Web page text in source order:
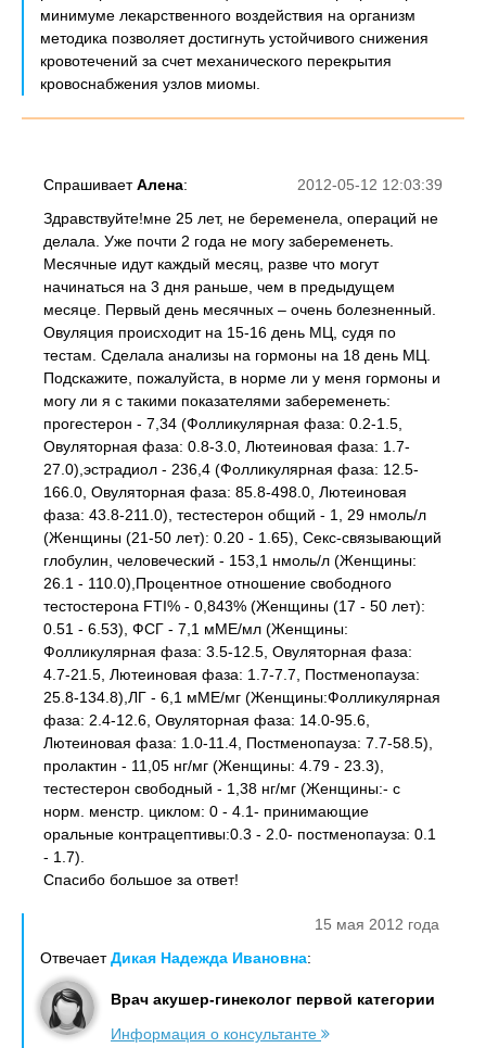
минимуме лекарственного воздействия на организм
методика позволяет достигнуть устойчивого снижения
кровотечений за счет механического перекрытия
кровоснабжения узлов миомы.
2012-05-12 12:03:39
СпрашиваетАлена:
Здравствуйте!мне 25 лет, не беременела, операций не
делала. Уже почти 2 года не могу забеременеть.
Месячные идут каждый месяц, разве что могут
начинаться на 3 дня раньше, чем в предыдущем
месяце. Первый день месячных – очень болезненный.
Овуляция происходит на 15-16 день МЦ, судя по
тестам. Сделала анализы на гормоны на 18 день МЦ.
Подскажите, пожалуйста, в норме ли у меня гормоны и
могу ли я с такими показателями забеременеть:
прогестерон - 7,34 (Фолликулярная фаза: 0.2-1.5,
Овуляторная фаза: 0.8-3.0, Лютеиновая фаза: 1.7-
27.0),эстрадиол - 236,4 (Фолликулярная фаза: 12.5-
166.0, Овуляторная фаза: 85.8-498.0, Лютеиновая
фаза: 43.8-211.0), тестестерон общий - 1, 29 нмоль/л
(Женщины (21-50 лет): 0.20 - 1.65), Секс-cвязывающий
глобулин, человеческий - 153,1 нмоль/л (Женщины:
26.1 - 110.0),Процентное отношение свободного
тестостерона FTI% - 0,843% (Женщины (17 - 50 лет):
0.51 - 6.53), ФСГ - 7,1 мМЕ/мл (Женщины:
Фолликулярная фаза: 3.5-12.5, Овуляторная фаза:
4.7-21.5, Лютеиновая фаза: 1.7-7.7, Постменопауза:
25.8-134.8),ЛГ - 6,1 мМЕ/мг (Женщины:Фолликулярная
фаза: 2.4-12.6, Овуляторная фаза: 14.0-95.6,
Лютеиновая фаза: 1.0-11.4, Постменопауза: 7.7-58.5),
пролактин - 11,05 нг/мг (Женщины: 4.79 - 23.3),
тестестерон свободный - 1,38 нг/мг (Женщины:- с
норм. менстр. циклом: 0 - 4.1- принимающие
оральные контрацептивы:0.3 - 2.0- постменопауза: 0.1
- 1.7).
Спасибо большое за ответ!
15 мая 2012 года
ОтвечаетДикая Надежда Ивановна:
Врач акушер-гинеколог первой категории
Информация о консультанте